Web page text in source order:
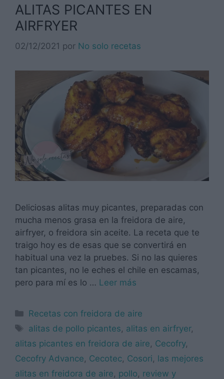
ALITAS PICANTES EN
AIRFRYER
02/12/2021 por No solo recetas
Deliciosas alitas muy picantes, preparadas con
mucha menos grasa en la freidora de aire,
airfryer, o freidora sin aceite. La receta que te
traigo hoy es de esas que se convertirá en
habitual una vez la pruebes. Si no las quieres
tan picantes, no le eches el chile en escamas,
pero para mí es lo … Leer más
Categorías
Recetas con freidora de aire
Etiquetas
alitas de pollo picantes, alitas en airfryer,
alitas picantes en freidora de aire, Cecofry,
Cecofry Advance, Cecotec, Cosori, las mejores
alitas en freidora de aire, pollo, review y